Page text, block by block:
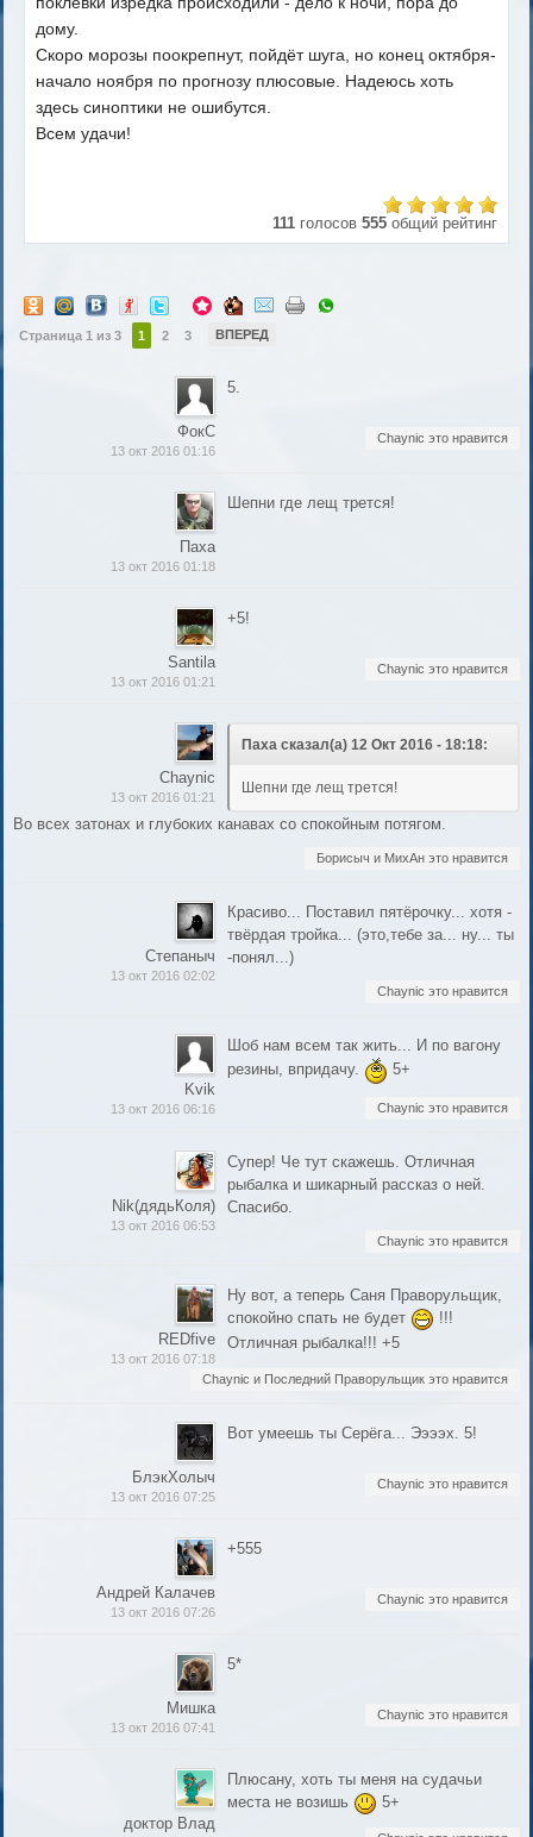
дому.
Скоро морозы поокрепнут, пойдёт шуга, но конец октября-
начало ноября по прогнозу плюсовые. Надеюсь хоть
здесь синоптики не ошибутся.
Всем удачи!
111 голосов 555 общий рейтинг
Страница 1 из 3 1 2 3 ВПЕРЕД
ФокС
13 окт 2016 01:16
5.
Chaynic это нравится
Паха
13 окт 2016 01:18
Шепни где лещ трется!
Santila
13 окт 2016 01:21
+5!
Chaynic это нравится
Chaynic
13 окт 2016 01:21
Паха сказал(а) 12 Окт 2016 - 18:18:
Шепни где лещ трется!
Во всех затонах и глубоких канавах со спокойным потягом.
Борисыч и МихАн это нравится
Степаныч
13 окт 2016 02:02
Красиво... Поставил пятёрочку... хотя -
твёрдая тройка... (это,тебе за... ну... ты
-понял...)
Chaynic это нравится
Kvik
13 окт 2016 06:16
Шоб нам всем так жить... И по вагону
резины, впридачу.
5+
Chaynic это нравится
Nik(дядьКоля)
13 окт 2016 06:53
Супер! Че тут скажешь. Отличная
рыбалка и шикарный рассказ о ней.
Спасибо.
Chaynic это нравится
REDfive
13 окт 2016 07:18
Ну вот, а теперь Саня Праворульщик,
спокойно спать не будет
!!!
Отличная рыбалка!!! +5
Chaynic и Последний Праворульщик это нравится
БлэкХолыч
13 окт 2016 07:25
Вот умеешь ты Серёга... Ээээх. 5!
Chaynic это нравится
Андрей Калачев
13 окт 2016 07:26
+555
Chaynic это нравится
Мишка
13 окт 2016 07:41
5*
Chaynic это нравится
доктор Влад
Плюсану, хоть ты меня на судачьи
места не возишь
5+